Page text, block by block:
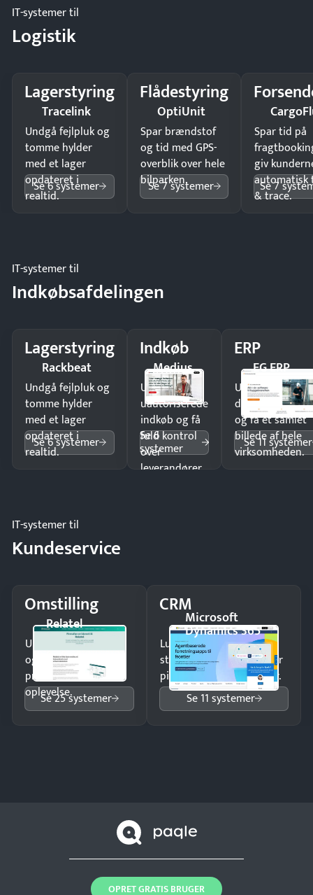
IT-systemer til
Logistik
Lagerstyring
Tracelink
Undgå fejlpluk og
tomme hylder
med et lager
opdateret i
realtid.
Se 6 systemer
Flådestyring
OptiUnit
Spar brændstof
og tid med GPS-
overblik over hele
bilparken.
Se 7 systemer
Spar tid på
giv
automatisk
& trace.
Se 7
IT-systemer til
Indkøbsafdelingen
Lagerstyring
Rackbeat
Undgå fejlpluk og
tomme hylder
med et lager
opdateret i
realtid.
Se 6 systemer
Indkøb
Medius
Undgå
uautoriserede
indkøb og få
fuld kontrol
over
leverandører
Se 6
systemer
ERP
EG ERP
Undgå
og få ét samlet
billede af hele
virksomheden.
Se 11 systemer
IT-systemer til
Kundeservice
Omstilling
Relatel
Undgå tabte opkald
og giv kunderne en
professionel
oplevelse.
Se 25 systemer
CRMMicrosoft
Dynamics 365
Luk flere salg med et
struktureret overblik over
pipeline og opfølgninger.
Se 11 systemer
OPRET GRATIS BRUGER